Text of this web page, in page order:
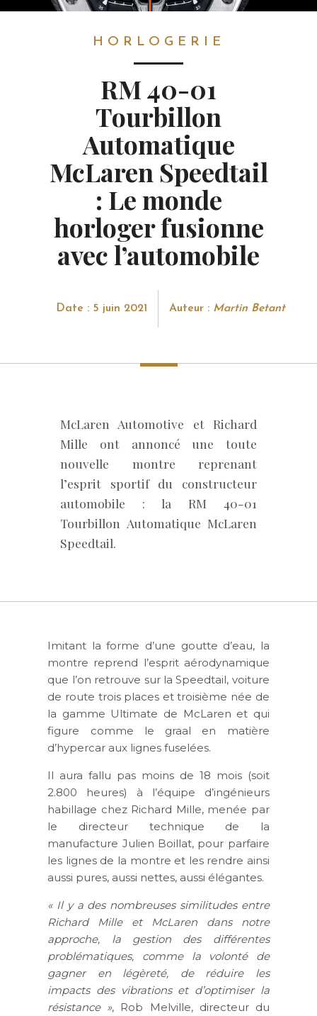
HORLOGERIE
RM 40-01
Tourbillon
Automatique
McLaren Speedtail
: Le monde
horloger fusionne
avec l’automobile
Date : 5 juin 2021 Auteur : Martin Betant
McLaren Automotive et Richard
Mille ont annoncé une toute
nouvelle montre reprenant
l’esprit sportif du constructeur
automobile : la RM 40-01
Tourbillon Automatique McLaren
Speedtail.
Imitant la forme d’une goutte d’eau, la
montre reprend l’esprit aérodynamique
que l’on retrouve sur la Speedtail, voiture
de route trois places et troisième née de
la gamme Ultimate de McLaren et qui
figure comme le graal en matière
d’hypercar aux lignes fuselées.
Il aura fallu pas moins de 18 mois (soit
2.800 heures) à l’équipe d’ingénieurs
habillage chez Richard Mille, menée par
le directeur technique de la
manufacture Julien Boillat, pour parfaire
les lignes de la montre et les rendre ainsi
aussi pures, aussi nettes, aussi élégantes.
« Il y a des nombreuses similitudes entre
Richard Mille et McLaren dans notre
approche, la gestion des différentes
problématiques, comme la volonté de
gagner en légèreté, de réduire les
impacts des vibrations et d’optimiser la
résistance », Rob Melville, directeur du